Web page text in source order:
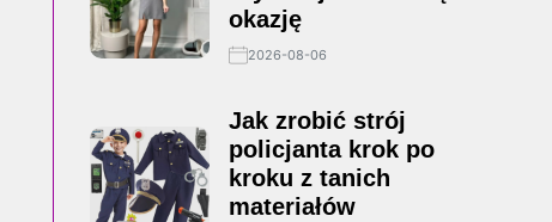
okazję
2026-08-06
Jak zrobić strój
policjanta krok po
kroku z tanich
materiałów